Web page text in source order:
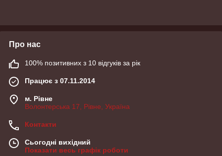
Про нас
100% позитивних з 10 відгуків за рік
Працює з 07.11.2014
м. Рівне
Волонтерська 17, Рівне, Україна
Контакти
Сьогодні вихідний
Показати весь графік роботи